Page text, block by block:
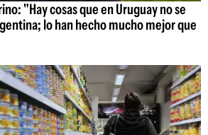
"Hay cosas que en Uruguay no se
lo han hecho mucho mejor que